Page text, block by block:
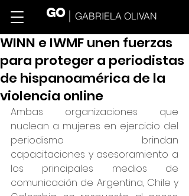
GO GABRIELA OLIVAN
WINN e IWMF unen fuerzas
para proteger a periodistas
de hispanoamérica de la
violencia online
Ambas organizaciones que
nuclean a mujeres en ejercicio del
periodismo brindan
capacitaciones y asesoramiento a
los principales medios de
comunicación de Argentina, Chile y